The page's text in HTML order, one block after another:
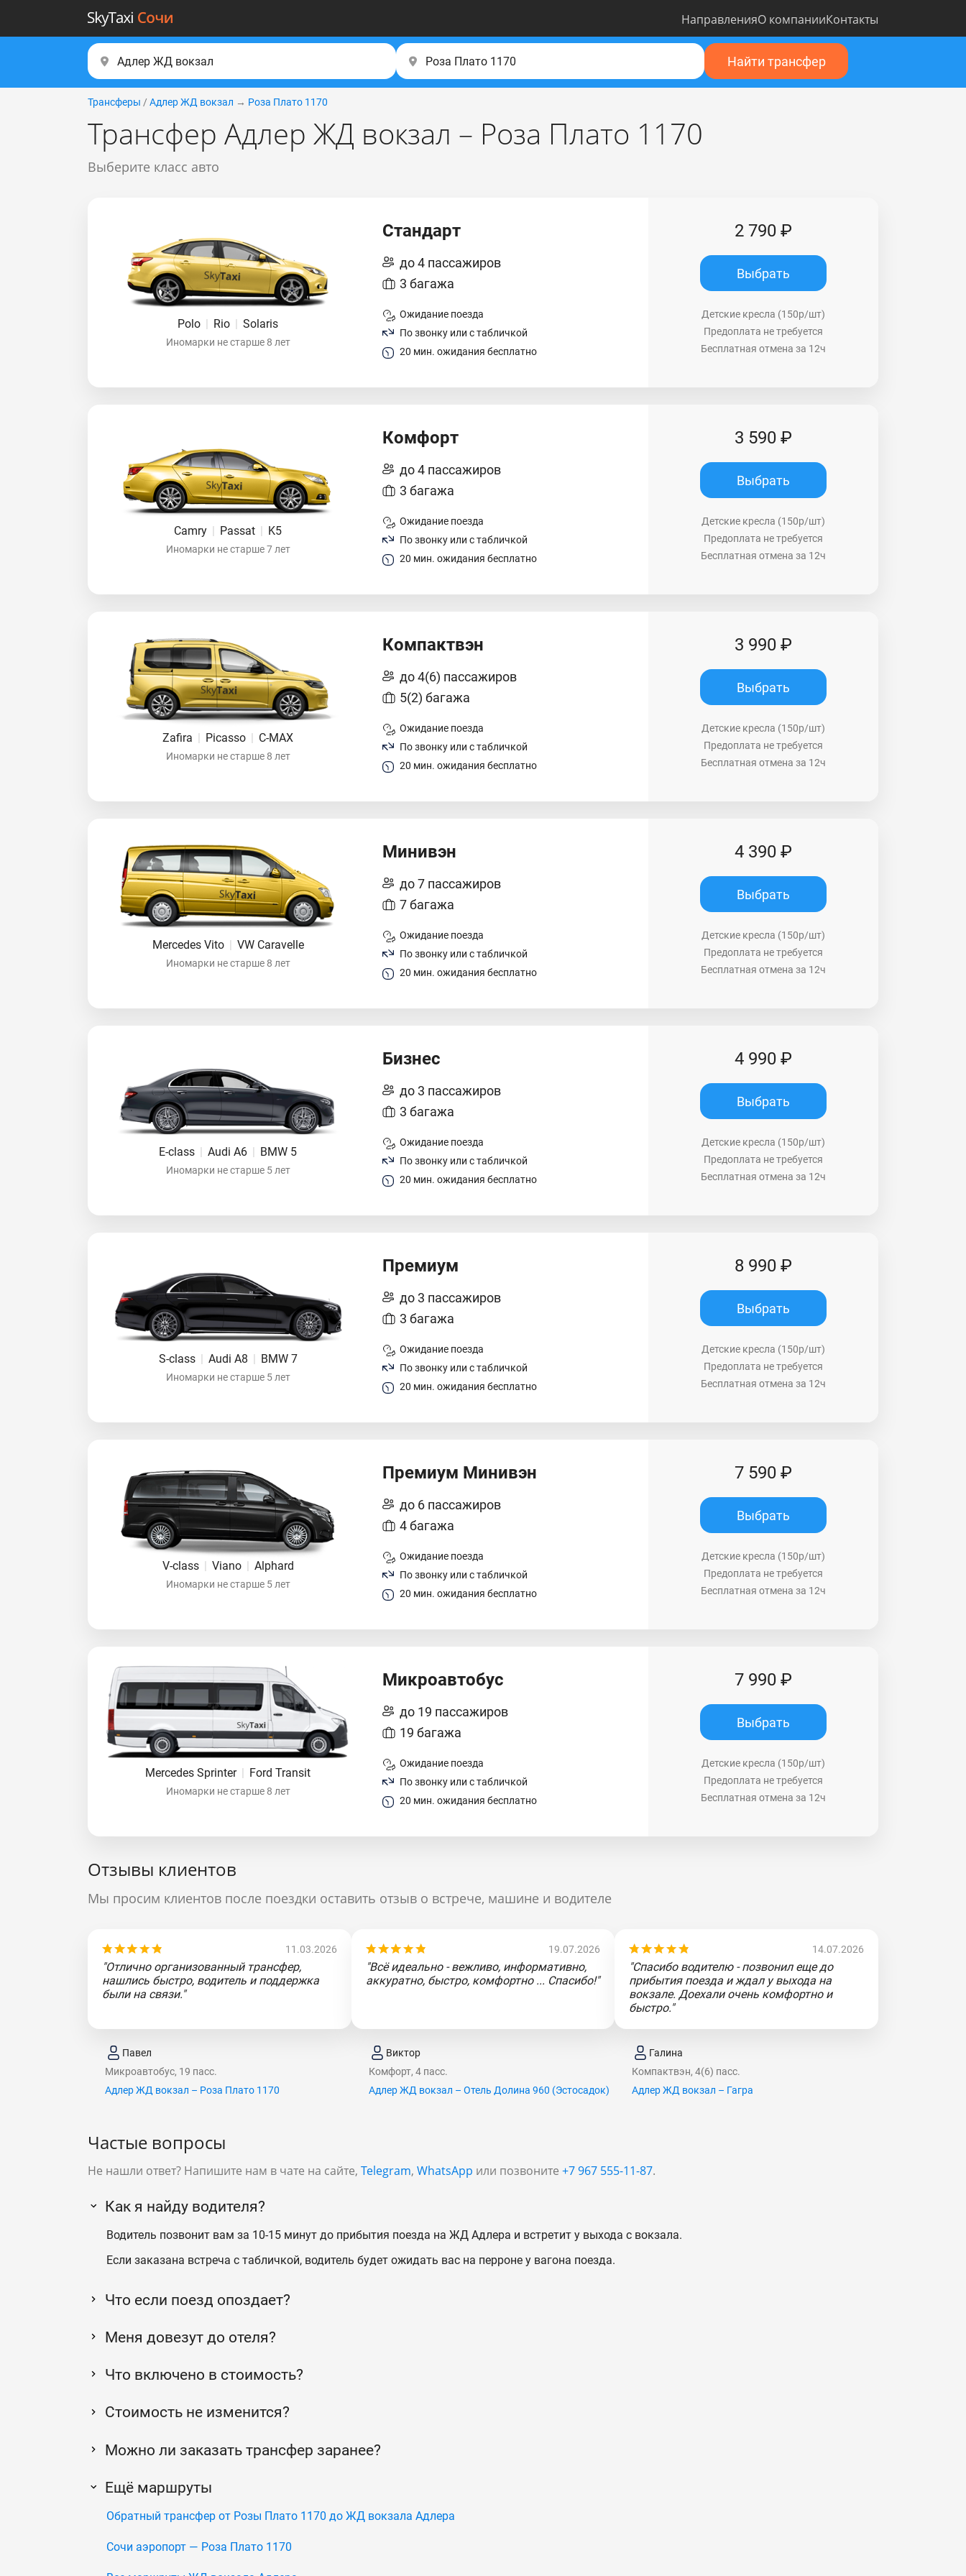
НаправленияО компанииКонтакты
Найти трансфер
Трансферы / Адлер ЖД вокзал → Роза Плато 1170
Трансфер Адлер ЖД вокзал – Роза Плато 1170
Выберите класс авто
Polo | Rio | Solaris
Иномарки не старше 8 лет
Стандарт
до 4 пассажиров
3 багажа
Ожидание поезда
По звонку или с табличкой
20 мин. ожидания бесплатно
2 790 ₽
Выбрать
Детские кресла (150р/шт)
Предоплата не требуется
Бесплатная отмена за 12ч
Camry | Passat | K5
Иномарки не старше 7 лет
Комфорт
до 4 пассажиров
3 багажа
Ожидание поезда
По звонку или с табличкой
20 мин. ожидания бесплатно
3 590 ₽
Выбрать
Детские кресла (150р/шт)
Предоплата не требуется
Бесплатная отмена за 12ч
Zafira | Picasso | C-MAX
Иномарки не старше 8 лет
Компактвэн
до 4(6) пассажиров
5(2) багажа
Ожидание поезда
По звонку или с табличкой
20 мин. ожидания бесплатно
3 990 ₽
Выбрать
Детские кресла (150р/шт)
Предоплата не требуется
Бесплатная отмена за 12ч
Mercedes Vito | VW Caravelle
Иномарки не старше 8 лет
Минивэн
до 7 пассажиров
7 багажа
Ожидание поезда
По звонку или с табличкой
20 мин. ожидания бесплатно
4 390 ₽
Выбрать
Детские кресла (150р/шт)
Предоплата не требуется
Бесплатная отмена за 12ч
E-class | Audi A6 | BMW 5
Иномарки не старше 5 лет
Бизнес
до 3 пассажиров
3 багажа
Ожидание поезда
По звонку или с табличкой
20 мин. ожидания бесплатно
4 990 ₽
Выбрать
Детские кресла (150р/шт)
Предоплата не требуется
Бесплатная отмена за 12ч
S-class | Audi A8 | BMW 7
Иномарки не старше 5 лет
Премиум
до 3 пассажиров
3 багажа
Ожидание поезда
По звонку или с табличкой
20 мин. ожидания бесплатно
8 990 ₽
Выбрать
Детские кресла (150р/шт)
Предоплата не требуется
Бесплатная отмена за 12ч
V-class | Viano | Alphard
Иномарки не старше 5 лет
Премиум Минивэн
до 6 пассажиров
4 багажа
Ожидание поезда
По звонку или с табличкой
20 мин. ожидания бесплатно
7 590 ₽
Выбрать
Детские кресла (150р/шт)
Предоплата не требуется
Бесплатная отмена за 12ч
Mercedes Sprinter | Ford Transit
Иномарки не старше 8 лет
Микроавтобус
до 19 пассажиров
19 багажа
Ожидание поезда
По звонку или с табличкой
20 мин. ожидания бесплатно
7 990 ₽
Выбрать
Детские кресла (150р/шт)
Предоплата не требуется
Бесплатная отмена за 12ч
Отзывы клиентов
Мы просим клиентов после поездки оставить отзыв о встрече, машине и водителе
11.03.2026
"Отлично организованный трансфер,
нашлись быстро, водитель и поддержка
были на связи."
Павел
Микроавтобус, 19 пасс.
Адлер ЖД вокзал – Роза Плато 1170
19.07.2026
"Всё идеально - вежливо, информативно,
аккуратно, быстро, комфортно ... Спасибо!"
Виктор
Комфорт, 4 пасс.
Адлер ЖД вокзал – Отель Долина 960 (Эcтocaдoк)
14.07.2026
"Спасибо водителю - позвонил еще до
прибытия поезда и ждал у выхода на
вокзале. Доехали очень комфортно и
быстро."
Галина
Компактвэн, 4(6) пасс.
Адлер ЖД вокзал – Гагра
Частые вопросы
Не нашли ответ? Напишите нам в чате на сайте, Telegram, WhatsApp или позвоните +7 967 555-11-87.
Как я найду водителя?
Водитель позвонит вам за 10-15 минут до прибытия поезда на ЖД Адлера и встретит у выхода с вокзала.
Если заказана встреча с табличкой, водитель будет ожидать вас на перроне у вагона поезда.
Что если поезд опоздает?
Меня довезут до отеля?
Что включено в стоимость?
Стоимость не изменится?
Можно ли заказать трансфер заранее?
Ещё маршруты
Обратный трансфер от Розы Плато 1170 до ЖД вокзала Адлера
Сочи аэропорт — Роза Плато 1170